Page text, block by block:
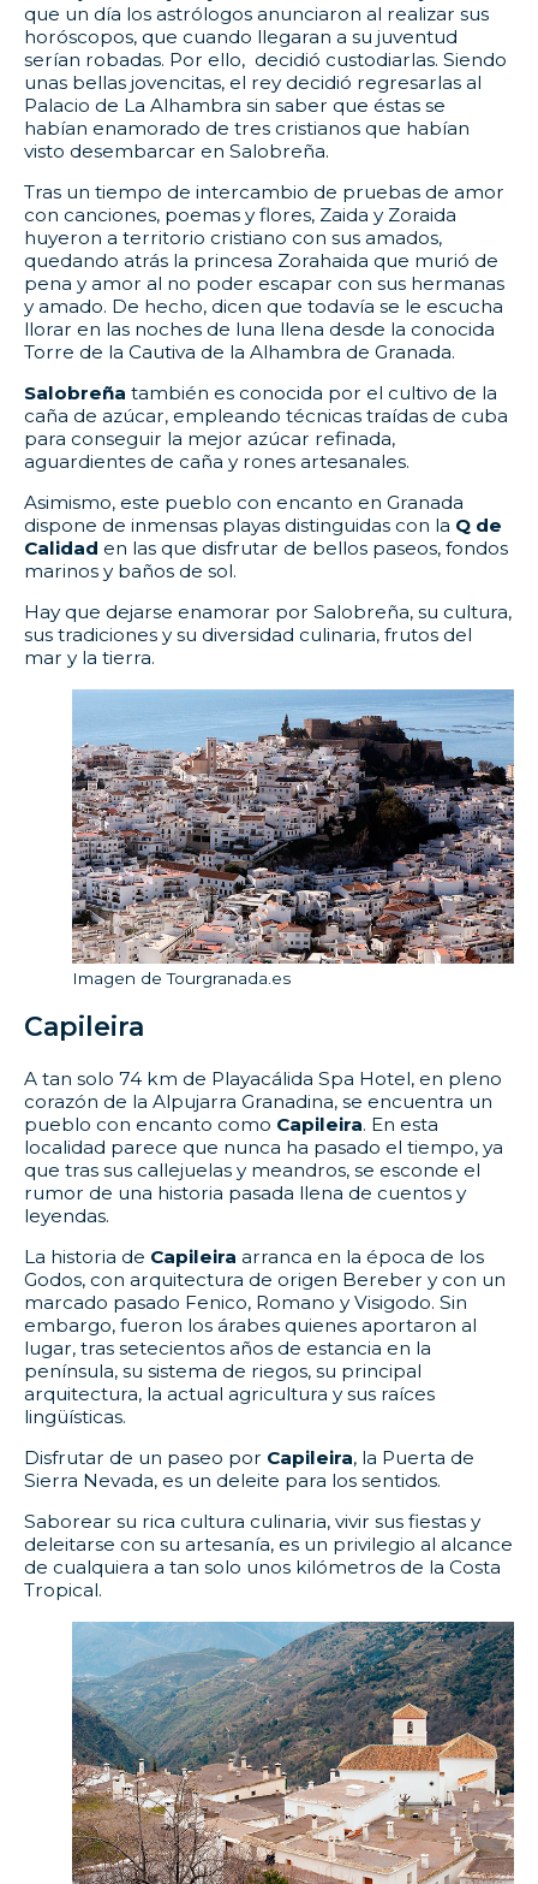
que un día los astrólogos anunciaron al realizar sus
horóscopos, que cuando llegaran a su juventud
serían robadas. Por ello, decidió custodiarlas. Siendo
unas bellas jovencitas, el rey decidió regresarlas al
Palacio de La Alhambra sin saber que éstas se
habían enamorado de tres cristianos que habían
visto desembarcar en Salobreña.
Tras un tiempo de intercambio de pruebas de amor
con canciones, poemas y flores, Zaida y Zoraida
huyeron a territorio cristiano con sus amados,
quedando atrás la princesa Zorahaida que murió de
pena y amor al no poder escapar con sus hermanas
y amado. De hecho, dicen que todavía se le escucha
llorar en las noches de luna llena desde la conocida
Torre de la Cautiva de la Alhambra de Granada.
Salobreña también es conocida por el cultivo de la
caña de azúcar, empleando técnicas traídas de cuba
para conseguir la mejor azúcar refinada,
aguardientes de caña y rones artesanales.
Asimismo, este pueblo con encanto en Granada
dispone de inmensas playas distinguidas con la Q de
Calidad en las que disfrutar de bellos paseos, fondos
marinos y baños de sol.
Hay que dejarse enamorar por Salobreña, su cultura,
sus tradiciones y su diversidad culinaria, frutos del
mar y la tierra.
Imagen de Tourgranada.es
Capileira
A tan solo 74 km de Playacálida Spa Hotel, en pleno
corazón de la Alpujarra Granadina, se encuentra un
pueblo con encanto como Capileira. En esta
localidad parece que nunca ha pasado el tiempo, ya
que tras sus callejuelas y meandros, se esconde el
rumor de una historia pasada llena de cuentos y
leyendas.
La historia de Capileira arranca en la época de los
Godos, con arquitectura de origen Bereber y con un
marcado pasado Fenico, Romano y Visigodo. Sin
embargo, fueron los árabes quienes aportaron al
lugar, tras setecientos años de estancia en la
península, su sistema de riegos, su principal
arquitectura, la actual agricultura y sus raíces
lingüísticas.
Disfrutar de un paseo por Capileira, la Puerta de
Sierra Nevada, es un deleite para los sentidos.
Saborear su rica cultura culinaria, vivir sus fiestas y
deleitarse con su artesanía, es un privilegio al alcance
de cualquiera a tan solo unos kilómetros de la Costa
Tropical.